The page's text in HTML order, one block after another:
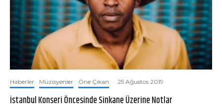
Haberler Müzisyenler Öne Çıkan · 25 Ağustos 2019
İstanbul Konseri Öncesinde Sinkane Üzerine Notlar